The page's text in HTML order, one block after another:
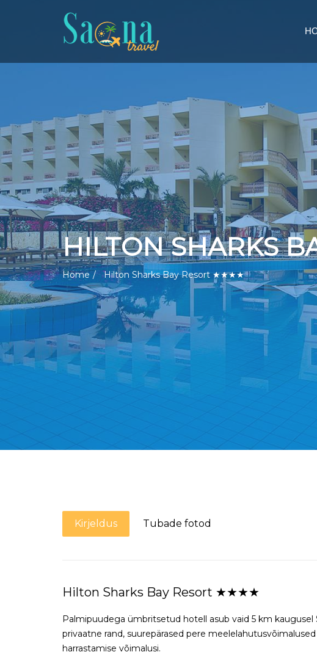
HILTON SHARKS
Home Hilton Sharks Bay Resort ★★★★
Kirjeldus Tubade fotod
Hilton Sharks Bay Resort ★★★★
Palmipuudega ümbritsetud hotell asub vaid 5 km
privaatne rand, suurepärased pere
harrastamise võimalusi.